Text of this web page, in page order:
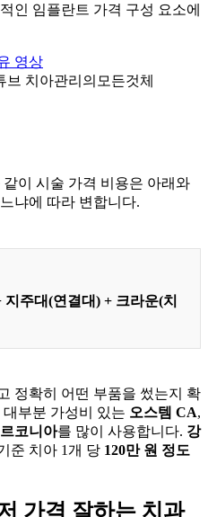
인 임플란트 가격 구성 요소에
브 치아관리의모든것체
이 시술 가격 비용은 아래와
냐에 따라 변합니다.
주대(연결대) + 크라운(치
정확히 어떤 부품을 썼는지 확
부분 가성비 있는 오스템 CA,
코니아를 많이 사용합니다. 강
준 치아 1개 당 120만 원 정도
가격 잘하는 치과